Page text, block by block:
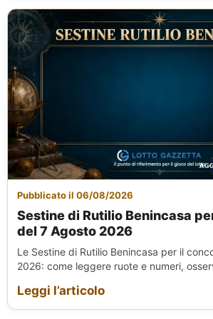
Pubblicato il 06/08/2026
Sestine di Rutilio Benincasa
del 7 Agosto 2026
Le Sestine di Rutilio Benincasa per il
2026: come leggere ruote e numeri,
Leggi l’articolo